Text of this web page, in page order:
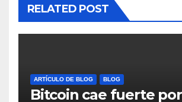
RELATED POST
ARTÍCULO DE BLOG BLOG
Bitcoin cae fuerte